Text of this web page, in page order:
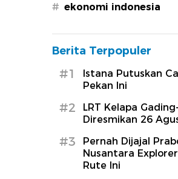
# ekonomi indonesia
Berita Terpopuler
#1
Istana Putuskan
Pekan Ini
#2
LRT Kelapa
Diresmikan 26
#3
Pernah Dijajal
Nusantara
Rute Ini